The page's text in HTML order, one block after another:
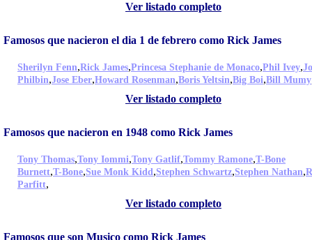
Ver listado completo
Famosos que nacieron el dia 1 de febrero como Rick James
Sherilyn Fenn,Rick James,Princesa Stephanie de Monaco,Phil Ivey,
Philbin,Jose Eber,Howard Rosenman,Boris Yeltsin,Big Boi,Bill Mumy
Ver listado completo
Famosos que nacieron en 1948 como Rick James
Tony Thomas,Tony Iommi,Tony Gatlif,Tommy Ramone,T-Bone
Burnett,T-Bone,Sue Monk Kidd,Stephen Schwartz,Stephen Nathan,
Parfitt,
Ver listado completo
Famosos que son Musico como Rick James